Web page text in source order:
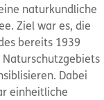
naturkundliche
Ziel war es, die
bereits 1939
Dabei
einheitliche